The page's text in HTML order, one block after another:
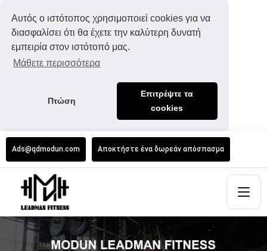
Αυτός ο ιστότοπος χρησιμοποιεί cookies για να
διασφαλίσει ότι θα έχετε την καλύτερη δυνατή
εμπειρία στον ιστότοπό μας.
Μάθετε περισσότερα
Πτώση
Επιτρέψτε τα
cookies
Ads@qdmodun.com Αποκτήστε ένα δωρεάν απόσπασμα